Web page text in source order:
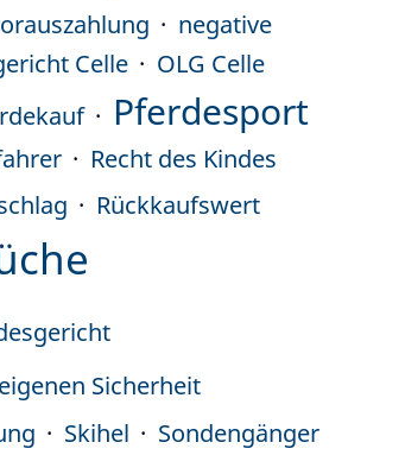
negative
Celle
OLG Celle
Pferdesport
Recht des Kindes
Rückkaufswert
Sicherheit
Skihel
Sondengänger